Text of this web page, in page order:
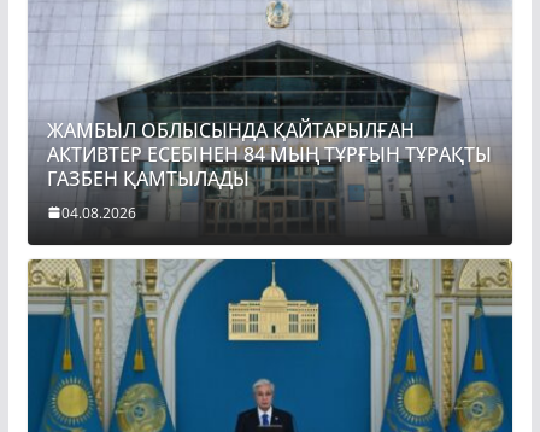
ЖАМБЫЛ ОБЛЫСЫНДА ҚАЙТАРЫЛҒАН
АКТИВТЕР ЕСЕБІНЕН 84 МЫҢ ТҰРҒЫН ТҰРАҚТЫ
ГАЗБЕН ҚАМТЫЛАДЫ
04.08.2026